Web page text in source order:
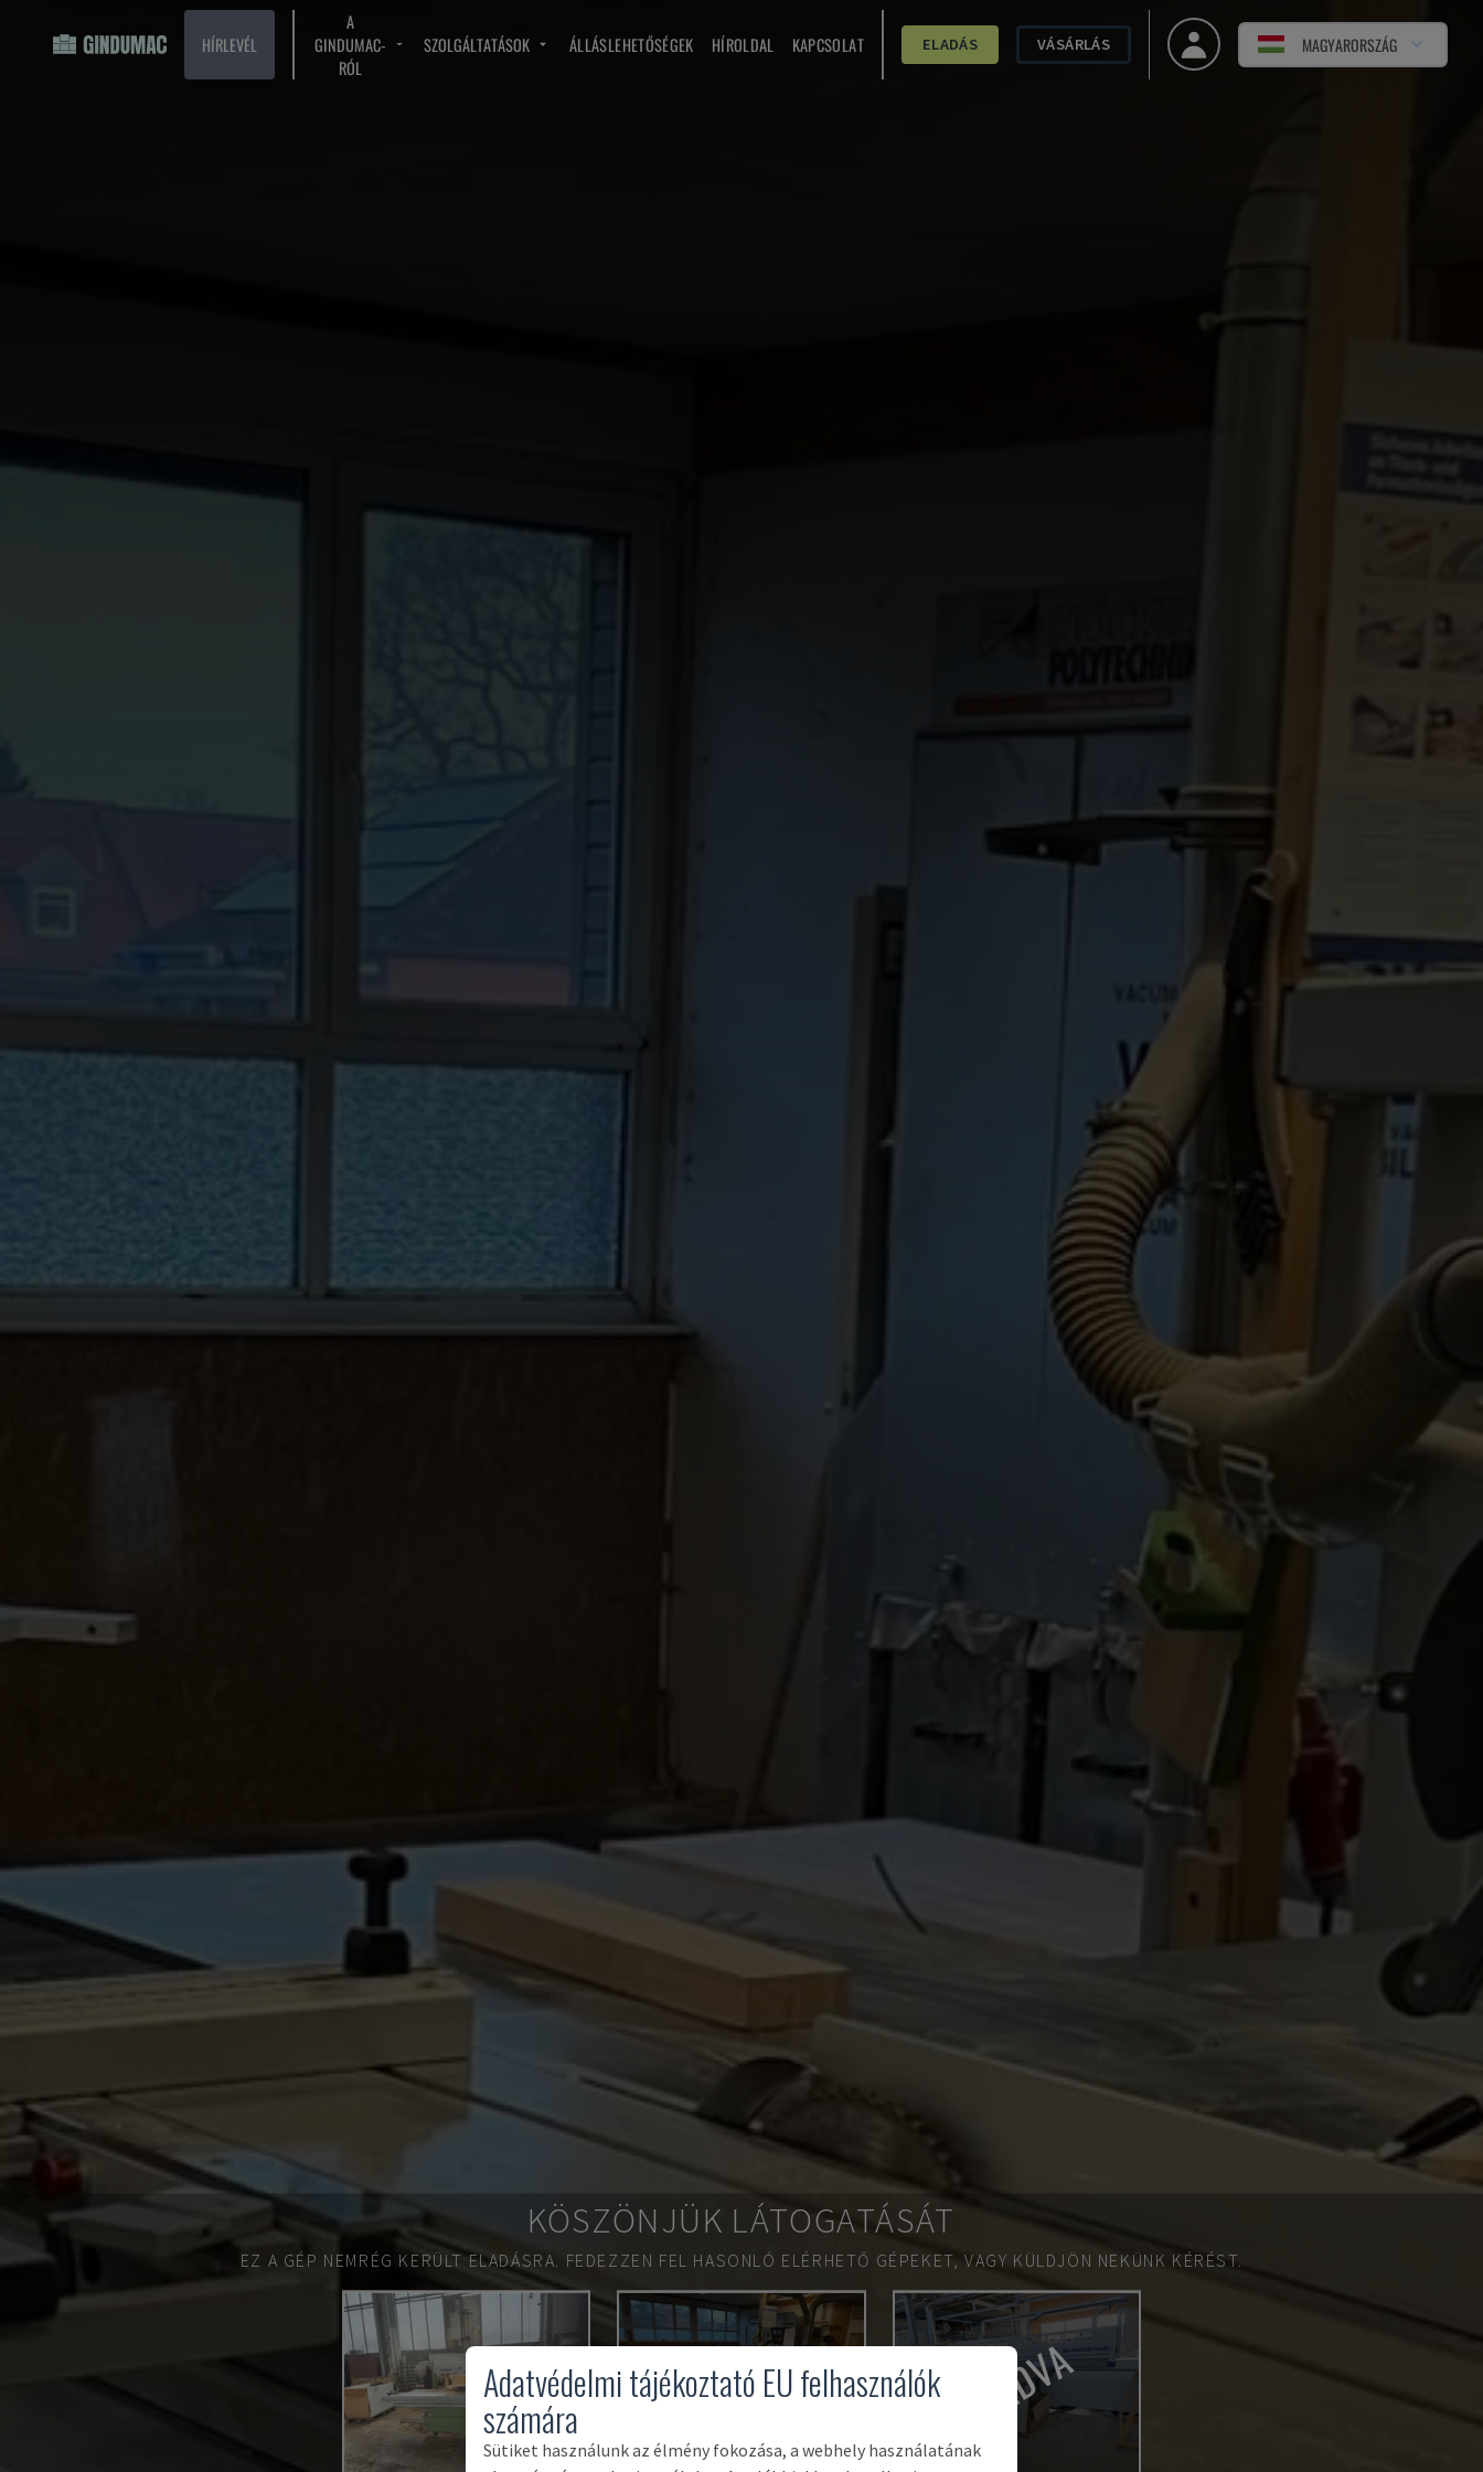
HÍRLEVÉL
A
GINDUMAC-
RÓL
SZOLGÁLTATÁSOK ÁLLÁSLEHETŐSÉGEK HÍROLDAL KAPCSOLAT ELADÁS VÁSÁRLÁS MAGYARORSZÁG
KÖSZÖNJÜK LÁTOGATÁSÁT
EZ A GÉP NEMRÉG KERÜLT ELADÁSRA. FEDEZZEN FEL HASONLÓ ELÉRHETŐ GÉPEKET, VAGY KÜLDJÖN NEKÜNK KÉRÉST.
ELADVA ELADVA
Adatvédelmi tájékoztató EU felhasználók
számára
Sütiket használunk az élmény fokozása, a webhely használatának